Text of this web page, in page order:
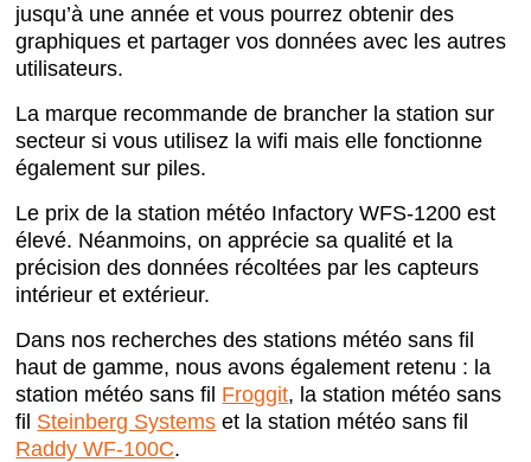
jusqu’à une année et vous pourrez obtenir des
graphiques et partager vos données avec les autres
utilisateurs.
La marque recommande de brancher la station sur
secteur si vous utilisez la wifi mais elle fonctionne
également sur piles.
Le prix de la station météo Infactory WFS-1200 est
élevé. Néanmoins, on apprécie sa qualité et la
précision des données récoltées par les capteurs
intérieur et extérieur.
Dans nos recherches des stations météo sans fil
haut de gamme, nous avons également retenu : la
station météo sans fil Froggit, la station météo sans
fil Steinberg Systems et la station météo sans fil
Raddy WF-100C.